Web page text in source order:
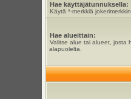
Hae käyttäjätunnuksella:
Käytä *-merkkiä
Hae alueittain:
Valitse alue tai alueet, josta
alapuolelta.